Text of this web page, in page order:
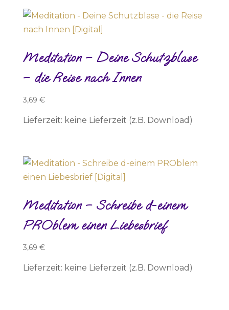
Meditation – Deine Schutzblase
– die Reise nach Innen
3,69 €
Lieferzeit: keine Lieferzeit (z.B. Download)
Meditation – Schreibe d-einem
PROblem einen Liebesbrief
3,69 €
Lieferzeit: keine Lieferzeit (z.B. Download)